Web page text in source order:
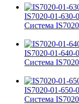
IS7020-01-630-
Система
IS7020-01-640-
Система
IS7020-01-650-
Система